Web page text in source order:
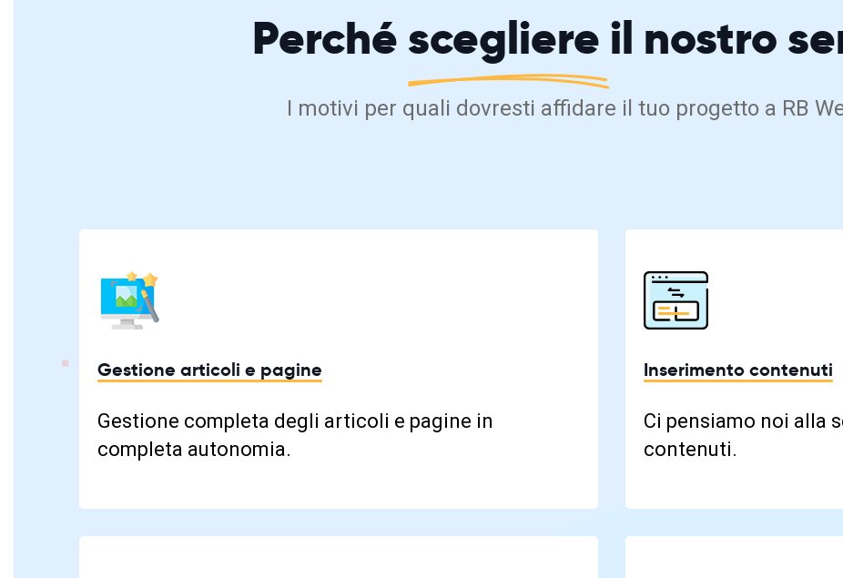
Perché scegliere il nostro
I motivi per quali dovresti affidare il tuo progetto a RB
Gestione articoli e pagine
Gestione completa degli articoli e pagine in
completa autonomia.
Inserimento contenuti
Ci pensiamo noi alla
contenuti.